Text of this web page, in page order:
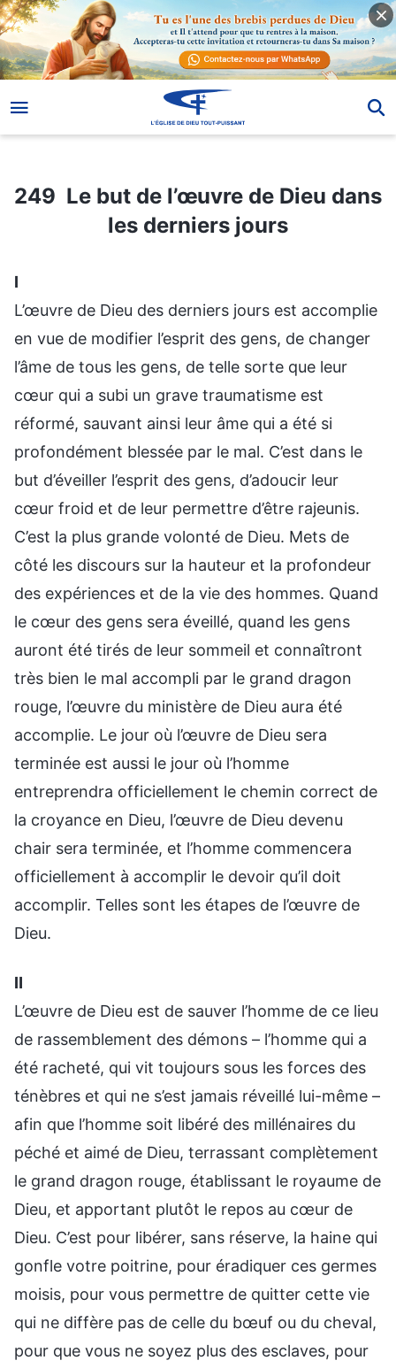
249 Le but de l’œuvre de Dieu dans les derniers jours
249 Le but de l’œuvre de Dieu dans
les derniers jours
Ⅰ
L’œuvre de Dieu des derniers jours est accomplie
en vue de modifier l’esprit des gens, de changer
l’âme de tous les gens, de telle sorte que leur
cœur qui a subi un grave traumatisme est
réformé, sauvant ainsi leur âme qui a été si
profondément blessée par le mal. C’est dans le
but d’éveiller l’esprit des gens, d’adoucir leur
cœur froid et de leur permettre d’être rajeunis.
C’est la plus grande volonté de Dieu. Mets de
côté les discours sur la hauteur et la profondeur
des expériences et de la vie des hommes. Quand
le cœur des gens sera éveillé, quand les gens
auront été tirés de leur sommeil et connaîtront
très bien le mal accompli par le grand dragon
rouge, l’œuvre du ministère de Dieu aura été
accomplie. Le jour où l’œuvre de Dieu sera
terminée est aussi le jour où l’homme
entreprendra officiellement le chemin correct de
la croyance en Dieu, l’œuvre de Dieu devenu
chair sera terminée, et l’homme commencera
officiellement à accomplir le devoir qu’il doit
accomplir. Telles sont les étapes de l’œuvre de
Dieu.
Ⅱ
L’œuvre de Dieu est de sauver l’homme de ce lieu
de rassemblement des démons – l’homme qui a
été racheté, qui vit toujours sous les forces des
ténèbres et qui ne s’est jamais réveillé lui-même –
afin que l’homme soit libéré des millénaires du
péché et aimé de Dieu, terrassant complètement
le grand dragon rouge, établissant le royaume de
Dieu, et apportant plutôt le repos au cœur de
Dieu. C’est pour libérer, sans réserve, la haine qui
gonfle votre poitrine, pour éradiquer ces germes
moisis, pour vous permettre de quitter cette vie
qui ne diffère pas de celle du bœuf ou du cheval,
pour que vous ne soyez plus des esclaves, pour